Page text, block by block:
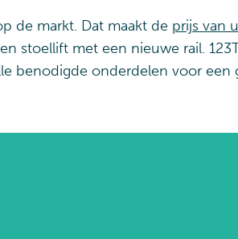
de markt. Dat maakt de prijs van
stoellift met een nieuwe rail.
benodigde onderdelen voor een